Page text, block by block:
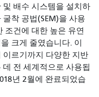
배수 시스템을 설치하
착 공법(SEM)을 사용
조건에 대한 높은 유연
크게 줄였습니다. 이
이르기까지 다양한 지반
전 세계적으로 사용됩
년 2월에 완료되었습